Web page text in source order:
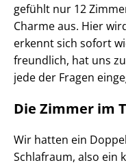
gefühlt nur 12
Charme aus. Hier
erkennt sich sofort
freundlich, hat uns
jede der Fragen
Die Zimmer im
Wir hatten ein
Schlafraum, also ein